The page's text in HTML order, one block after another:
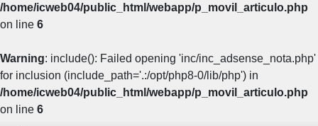
/home/icweb04/public_html/webapp/p_movil_articulo.php
on line 6
Warning: include(): Failed opening 'inc/inc_adsense_nota.php'
for inclusion (include_path='.:/opt/php8-0/lib/php') in
/home/icweb04/public_html/webapp/p_movil_articulo.php
on line 6